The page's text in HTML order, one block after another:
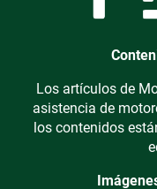
Los artículos de
asistencia de
los contenidos